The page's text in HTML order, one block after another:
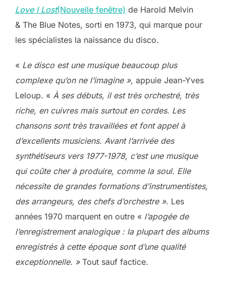
Love I Lost(Nouvelle fenêtre) de Harold Melvin
& The Blue Notes, sorti en 1973, qui marque pour
les spécialistes la naissance du disco.
« Le disco est une musique beaucoup plus
complexe qu’on ne l’imagine », appuie Jean-Yves
Leloup. « À ses débuts, il est très orchestré, très
riche, en cuivres mais surtout en cordes. Les
chansons sont très travaillées et font appel à
d’excellents musiciens. Avant l’arrivée des
synthétiseurs vers 1977-1978, c’est une musique
qui coûte cher à produire, comme la soul. Elle
nécessite de grandes formations d’instrumentistes,
des arrangeurs, des chefs d’orchestre ». Les
années 1970 marquent en outre « l’apogée de
l’enregistrement analogique : la plupart des albums
enregistrés à cette époque sont d’une qualité
exceptionnelle. » Tout sauf factice.